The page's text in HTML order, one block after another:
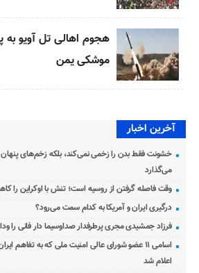
هجوم اهالی تل آویو به
موشکی یمن
آخرین اخبار
خشونت فقط بدن را زخمی نمی‌کند، بلکه زخم‌های پنهان
می‌گذارد
وقت فاصله گرفتن از روسیه است؛ تنش با اوکراین را
درگیری ایران و آمریکا به کدام سمت می‌رود؟
فرزاد جمشیدی مجری پرطرفدار صداوسیما دار فانی را
اسامی ۱۱ عضو شورای عالی امنیت ملی که به تفاهم
اعلام شد